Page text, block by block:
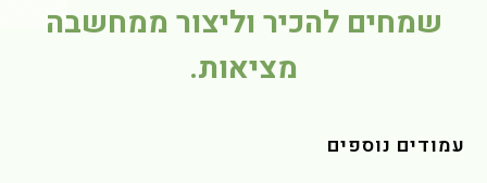
שמחים להכיר וליצור ממחשבה
מציאות.
נוספים